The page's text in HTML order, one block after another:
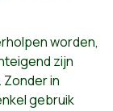
worden,
zijn
in
gebruik